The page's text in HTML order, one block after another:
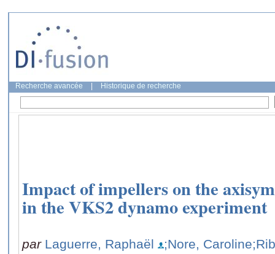
Recherche avancée Historique de recherche
Impact of impellers on the
in the VKS2 dynamo experiment
par Laguerre, Raphaël ;Nore, Caroline